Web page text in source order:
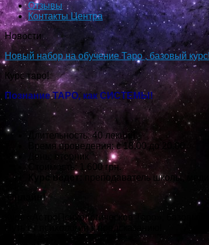
Отзывы
Контакты Центра
Новости
Новый набор на обучение Таро , базовый курс!
Курс таро!
Познание ТАРО, как СИСТЕМЫ!
Длительность: 40 лекций
Время проведения: с 18.00 до 20.00
День: вторник
Стоимость: 1 600 грн.
Курс ведет:
преподаватель школы,
Онлайн!
Курс «АстроПсихологическое Таро», базовый
Путь от психологии к предсказанию!